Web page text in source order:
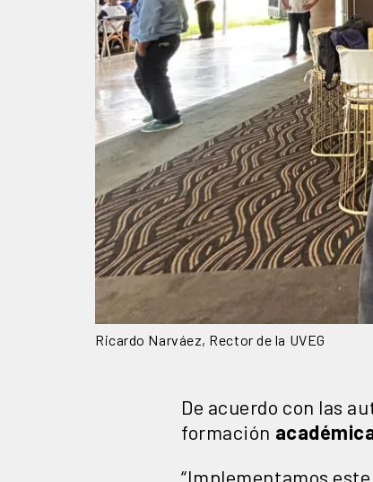
Ricardo Narváez, Rector de la UVEG
De acuerdo con las
formación
“Implementamos